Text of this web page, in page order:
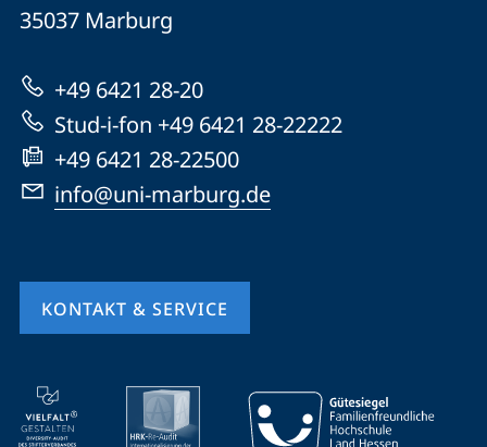
Informationen
zur
Website
35037 Marburg
+49 6421 28-20
Stud-i-fon +49 6421 28-22222
+49 6421 28-22500
info@uni-marburg.de
KONTAKT & SERVICE
Mobile-
Service-